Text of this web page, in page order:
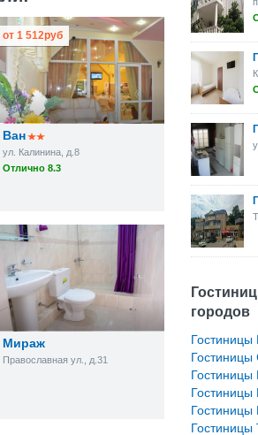
Ван
ул. Калинина, д.8
Отлично 8.3
от1 512руб
Мираж
Православная ул., д.31
городов
Гостиницы
Гостиницы
Гостиницы
Гостиницы
Гостиницы
Гостиницы